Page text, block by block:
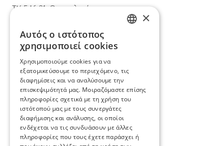
ΤΚ 546 31, Θεσσαλονίκη
info@mimadastimargarita.gr
ΕΞΥΠΗΡΕΤΗΣΗ ΠΕΛΑΤΩΝ
Φροντίδα και επισκευή κοσμημάτων
Όροι χρήσης
Επιστροφές
×
Αυτός ο ιστότοπος
χρησιμοποιεί cookies
Χρησιμοποιούμε cookies για να
εξατομικεύσουμε το περιεχόμενο, τις
διαφημίσεις και να αναλύσουμε την
επισκεψιμότητά μας. Μοιραζόμαστε επίσης
πληροφορίες σχετικά με τη χρήση του
ιστότοπού μας με τους συνεργάτες
διαφήμισης και ανάλυσης, οι οποίοι
ενδέχεται να τις συνδυάσουν με άλλες
πληροφορίες που τους έχετε παράσχει ή